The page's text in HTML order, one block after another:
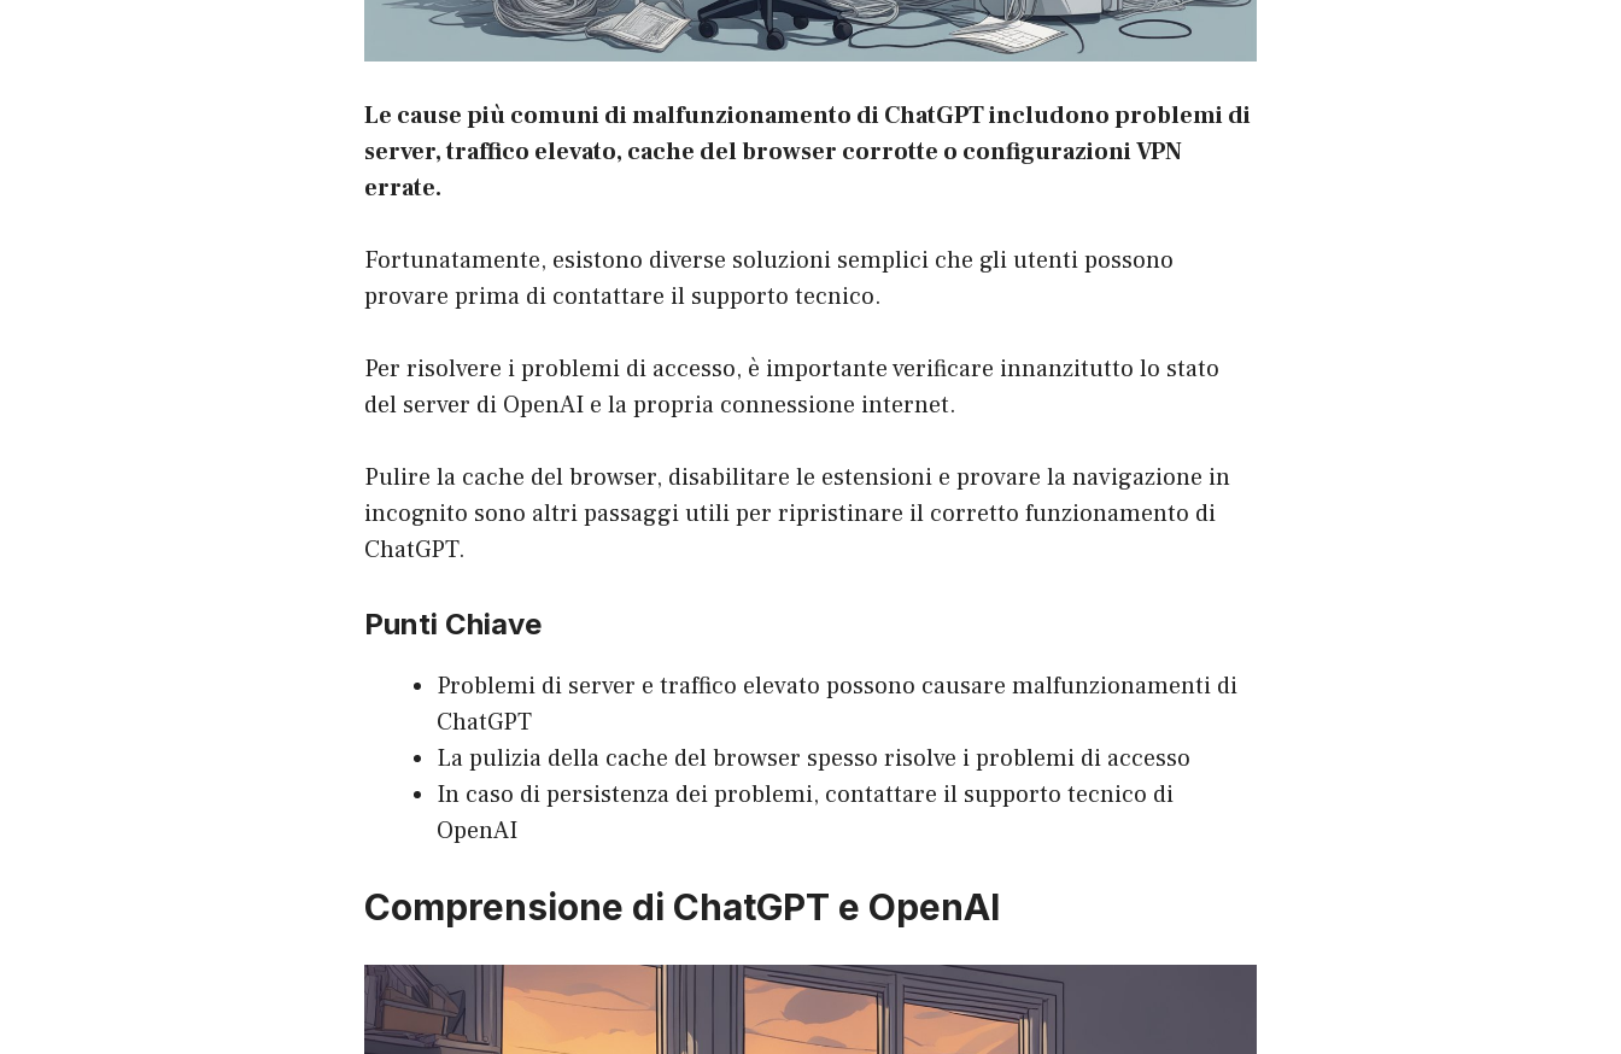
Le cause più comuni di malfunzionamento di ChatGPT includono problemi di
server, traffico elevato, cache del browser corrotte o configurazioni VPN
errate.
Fortunatamente, esistono diverse soluzioni semplici che gli utenti possono
provare prima di contattare il supporto tecnico.
Per risolvere i problemi di accesso, è importante verificare innanzitutto lo stato
del server di OpenAI e la propria connessione internet.
Pulire la cache del browser, disabilitare le estensioni e provare la navigazione in
incognito sono altri passaggi utili per ripristinare il corretto funzionamento di
ChatGPT.
Punti Chiave
Problemi di server e traffico elevato possono causare malfunzionamenti di
ChatGPT
La pulizia della cache del browser spesso risolve i problemi di accesso
In caso di persistenza dei problemi, contattare il supporto tecnico di
OpenAI
Comprensione di ChatGPT e OpenAI